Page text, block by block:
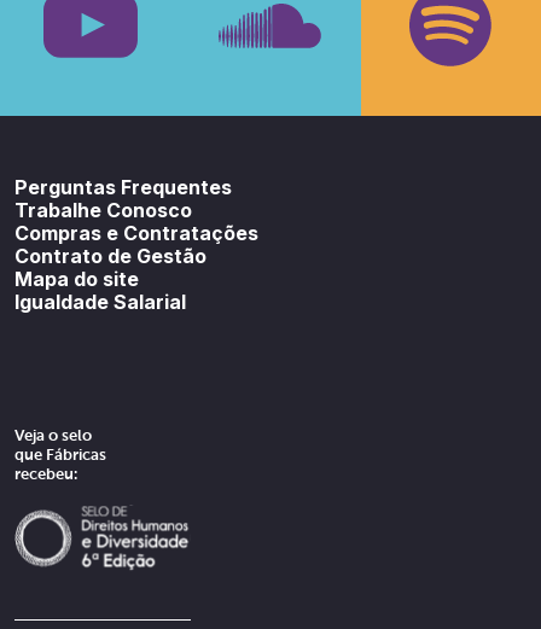
Perguntas Frequentes
Trabalhe Conosco
Compras e Contratações
Contrato de Gestão
Mapa do site
Igualdade Salarial
Veja o selo
que Fábricas
recebeu: